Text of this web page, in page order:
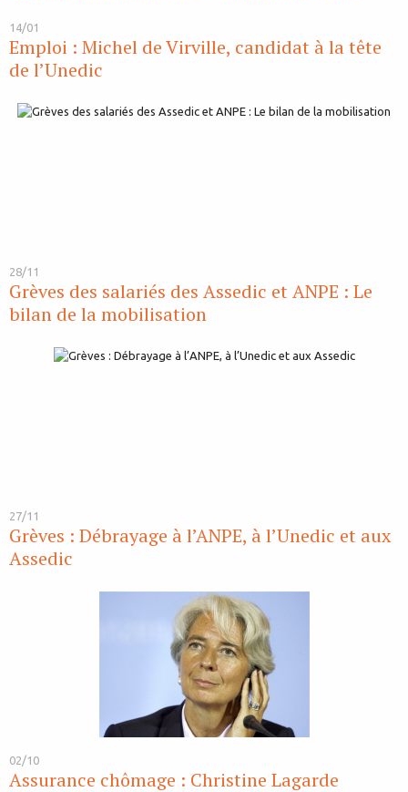
14/01
Emploi : Michel de Virville, candidat à la tête
de l’Unedic
28/11
Grèves des salariés des Assedic et ANPE : Le
bilan de la mobilisation
27/11
Grèves : Débrayage à l’ANPE, à l’Unedic et aux
Assedic
02/10
Assurance chômage : Christine Lagarde